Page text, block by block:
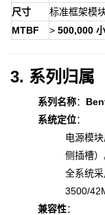
尺寸 标准框架模
MTBF
> 500,000
3. 系列归属
系列名称：
系统定位：
电源模
侧插槽）
全系统
3500/
兼容性：